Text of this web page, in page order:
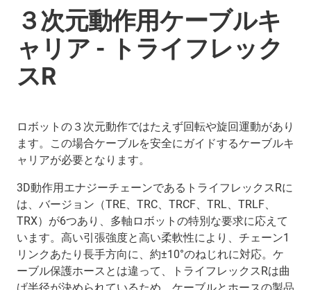
３次元動作用ケーブルキ
ャリア - トライフレック
スR
ロボットの３次元動作ではたえず回転や旋回運動があり
ます。この場合ケーブルを安全にガイドするケーブルキ
ャリアが必要となります。
3D動作用エナジーチェーンであるトライフレックスRに
は、バージョン（TRE、TRC、TRCF、TRL、TRLF、
TRX）が6つあり、多軸ロボットの特別な要求に応えて
います。高い引張強度と高い柔軟性により、チェーン1
リンクあたり長手方向に、約±10°のねじれに対応。ケ
ーブル保護ホースとは違って、トライフレックスRは曲